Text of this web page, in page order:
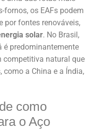
fornos, os EAFs podem
por fontes renováveis,
solar. No Brasil,
é predominantemente
competitiva natural que
a China e a Índia,
como
o Aço